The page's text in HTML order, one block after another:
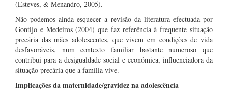
(Esteves, & Menandro, 2005).
Não podemos ainda esquecer a revisão da literatura efectuada por
Gontijo e Medeiros (2004) que faz referência à frequente situação
precária das mães adolescentes, que vivem em condições de vida
desfavoráveis, num contexto familiar bastante numeroso que
contribui para a desigualdade social e económica, influenciadora da
situação precária que a família vive.
Implicações da maternidade/gravidez na adolescência